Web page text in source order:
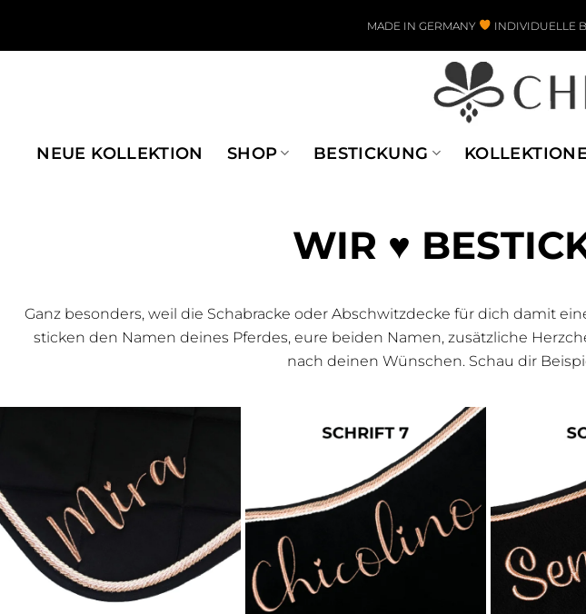
MADE IN GERMANY INDIVIDUELLE
NEUE KOLLEKTION SHOP BESTICKUNG
WIR ♥
Ganz besonders, weil die Schabracke oder Abschwitzdecke für dich damit
sticken den Namen deines Pferdes, eure beiden Namen, zusätzliche
nach deinen Wünschen. Schau dir